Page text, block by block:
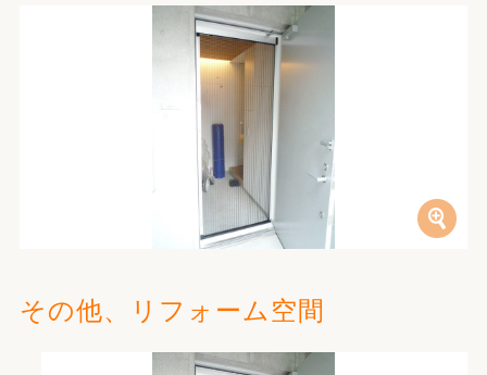
その他、リフォーム空間